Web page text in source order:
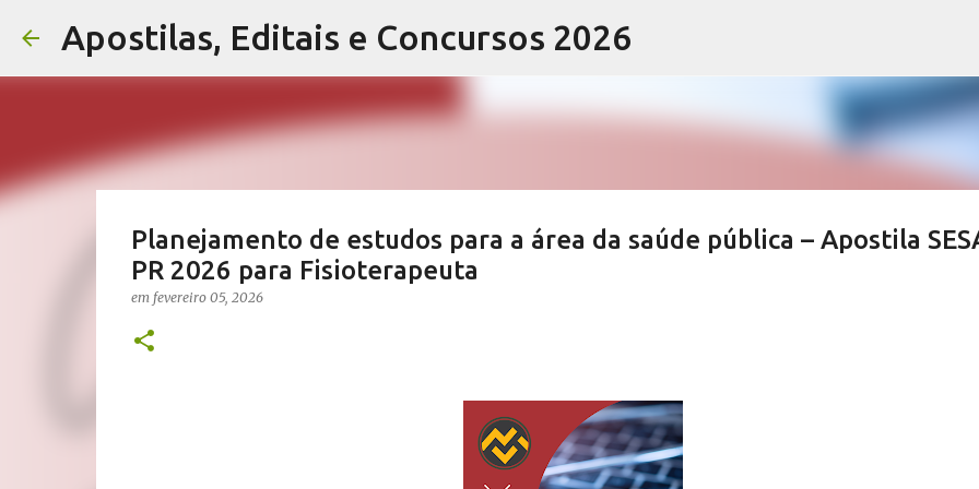
Pular para o conteúdo principal
Apostilas, Editais e Concursos 2026
Planejamento de estudos para a área da saúde pública – Apostila
PR 2026 para Fisioterapeuta
em fevereiro 05, 2026